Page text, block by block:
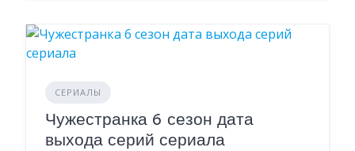
СЕРИАЛЫ
Чужестранка 6 сезон дата
выхода серий сериала